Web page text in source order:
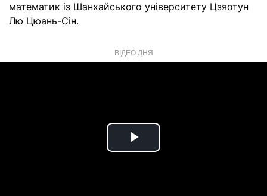
математик із Шанхайського університету Цзяотун
Лю Цюань-Сін.
ВІДЕО ДНЯ
Play